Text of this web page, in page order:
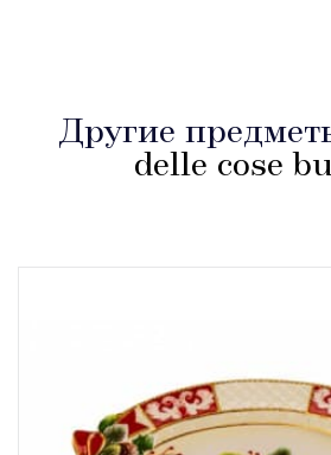
Другие
delle cose